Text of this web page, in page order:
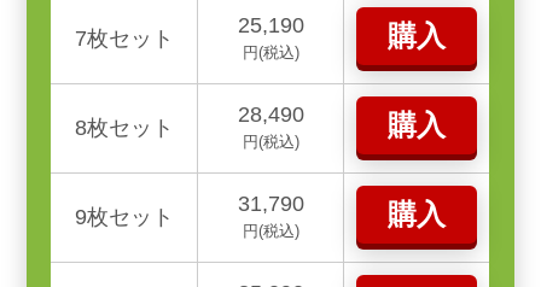
7枚セット
25,190
円(税込)
購入
8枚セット
28,490
円(税込)
購入
9枚セット
31,790
円(税込)
購入